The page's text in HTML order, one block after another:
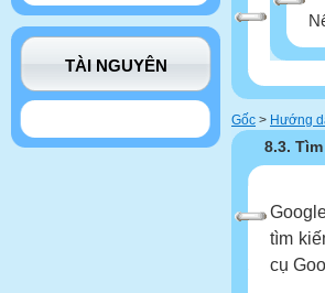
TÀI NGUYÊN
Gốc > Hướng
8.3.
tìm
cụ